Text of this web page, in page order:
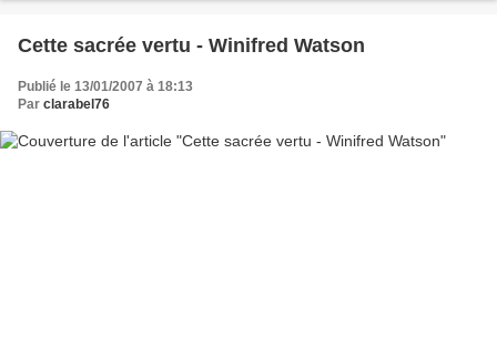
Cette sacrée vertu - Winifred Watson
Publié le 13/01/2007 à 18:13
Par clarabel76